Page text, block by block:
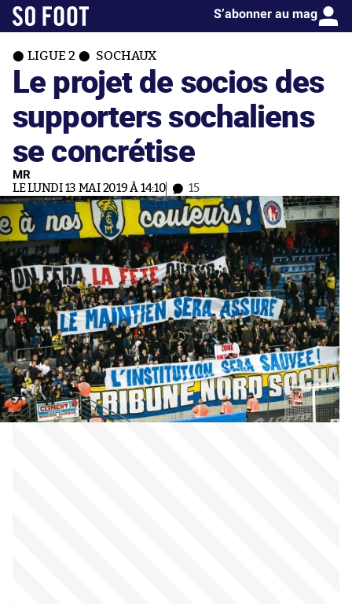
S’abonner au mag
LIGUE 2 SOCHAUX
Le projet de socios des
supporters sochaliens
se concrétise
MR
LE LUNDI 13 MAI 2019 À 14:10 15